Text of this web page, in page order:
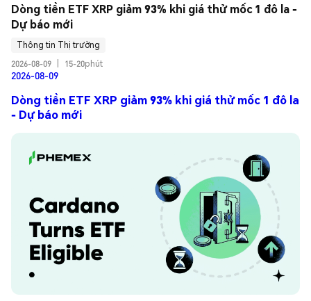
Dòng tiền ETF XRP giảm 93% khi giá thử mốc 1 đô la -
Dự báo mới
Thông tin Thị trường
2026-08-09
15-20phút
2026-08-09
Dòng tiền ETF XRP giảm 93% khi giá thử mốc 1 đô la
- Dự báo mới